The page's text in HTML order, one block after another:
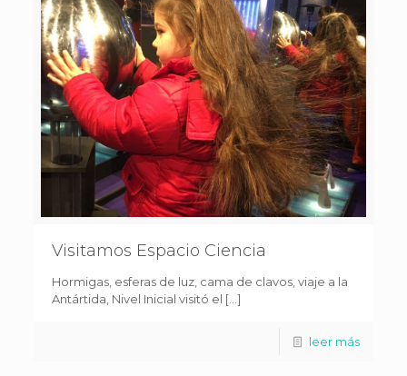
Visitamos Espacio Ciencia
Hormigas, esferas de luz, cama de clavos, viaje a la
Antártida, Nivel Inicial visitó el […]
leer más